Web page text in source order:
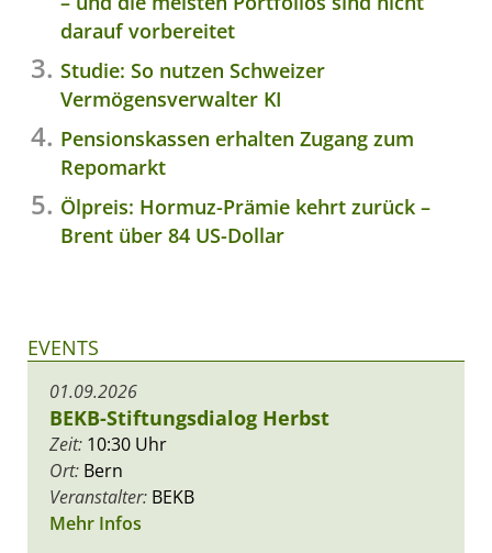
darauf vorbereitet
Studie: So nutzen Schweizer
Vermögensverwalter KI
Pensionskassen erhalten Zugang zum
Repomarkt
Ölpreis: Hormuz-Prämie kehrt zurück –
Brent über 84 US-Dollar
EVENTS
01.09.2026
BEKB-Stiftungsdialog Herbst
Zeit: 10:30 Uhr
Ort: Bern
Veranstalter: BEKB
Mehr Infos